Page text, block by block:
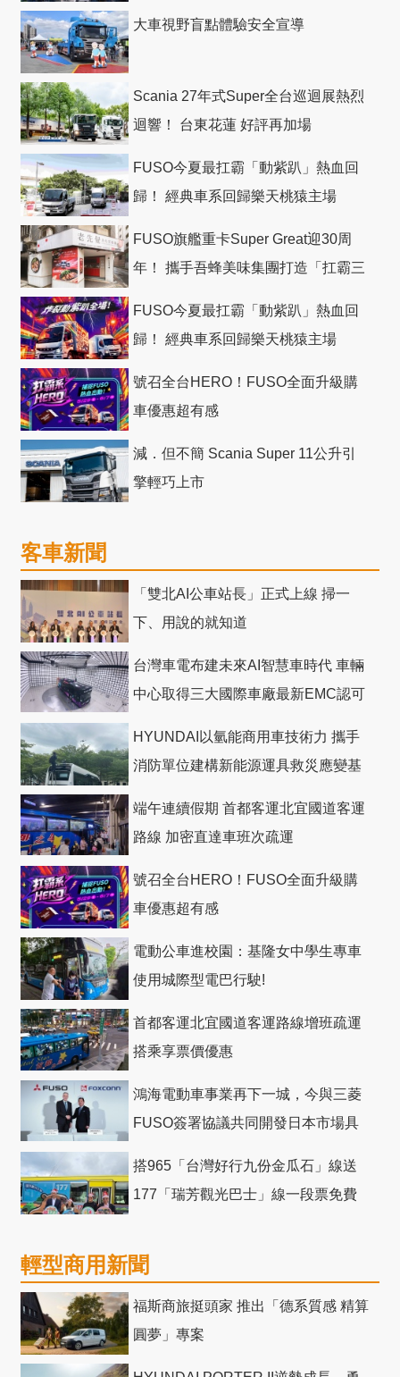
大車視野盲點體驗安全宣導
Scania 27年式Super全台巡迴展熱烈
迴響！ 台東花蓮 好評再加場
FUSO今夏最扛霸「動紫趴」熱血回
歸！ 經典車系回歸樂天桃猿主場
FUSO旗艦重卡Super Great迎30周
年！ 攜手吾蜂美味集團打造「扛霸三
FUSO今夏最扛霸「動紫趴」熱血回
歸！ 經典車系回歸樂天桃猿主場
號召全台HERO！FUSO全面升級購
車優惠超有感
減．但不簡 Scania Super 11公升引
擎輕巧上市
客車新聞
「雙北AI公車站長」正式上線 掃一
下、用說的就知道
台灣車電布建未來AI智慧車時代 車輛
中心取得三大國際車廠最新EMC認可
HYUNDAI以氫能商用車技術力 攜手
消防單位建構新能源運具救災應變基
端午連續假期 首都客運北宜國道客運
路線 加密直達車班次疏運
號召全台HERO！FUSO全面升級購
車優惠超有感
電動公車進校園：基隆女中學生專車
使用城際型電巴行駛!
首都客運北宜國道客運路線增班疏運
搭乘享票價優惠
鴻海電動車事業再下一城，今與三菱
FUSO簽署協議共同開發日本市場具
搭965「台灣好行九份金瓜石」線送
177「瑞芳觀光巴士」線一段票免費
輕型商用新聞
福斯商旅挺頭家 推出「德系質感 精算
圓夢」專案